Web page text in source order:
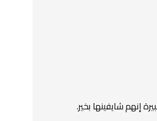
إنهم شايفينها بخير.